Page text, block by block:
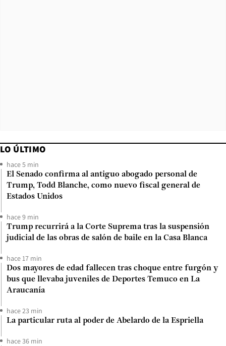
LO ÚLTIMO
hace 5 min
El Senado confirma al antiguo abogado personal de
Trump, Todd Blanche, como nuevo fiscal general de
Estados Unidos
hace 9 min
Trump recurrirá a la Corte Suprema tras la suspensión
judicial de las obras de salón de baile en la Casa Blanca
hace 17 min
Dos mayores de edad fallecen tras choque entre furgón y
bus que llevaba juveniles de Deportes Temuco en La
Araucanía
hace 23 min
La particular ruta al poder de Abelardo de la Espriella
hace 36 min